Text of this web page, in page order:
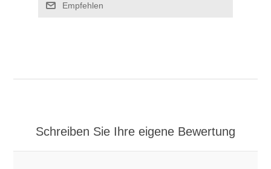
Empfehlen
Schreiben Sie Ihre eigene Bewertung